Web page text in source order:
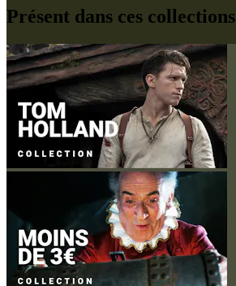
Présent dans ces collections